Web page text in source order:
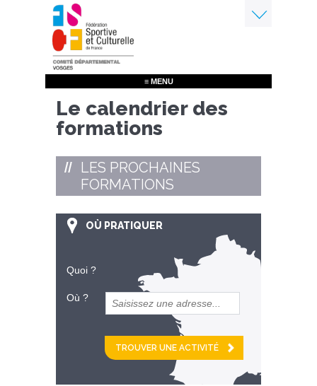
Aller
au
contenu
principal
≡ MENU
Le calendrier des
formations
LES PROCHAINES
FORMATIONS
OÙ PRATIQUER
Quoi ?
Où ?
et
km alentour